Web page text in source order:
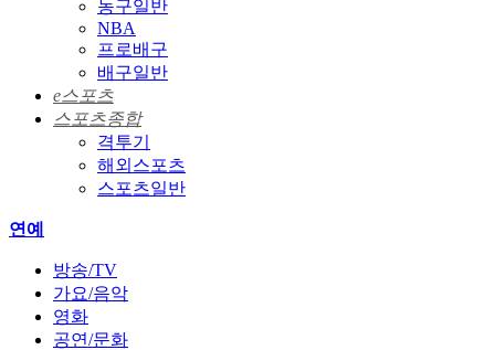
농구일반
NBA
프로배구
배구일반
e스포츠
스포츠종합
격투기
해외스포츠
스포츠일반
연예
방송/TV
가요/음악
영화
공연/문화